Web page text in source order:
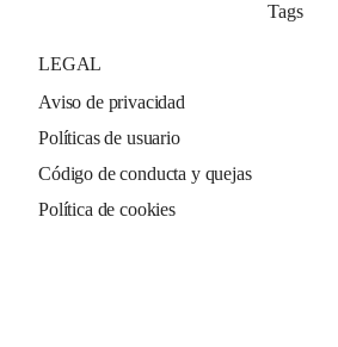
Tags
LEGAL
Aviso de privacidad
Políticas de usuario
Código de conducta y quejas
Política de cookies